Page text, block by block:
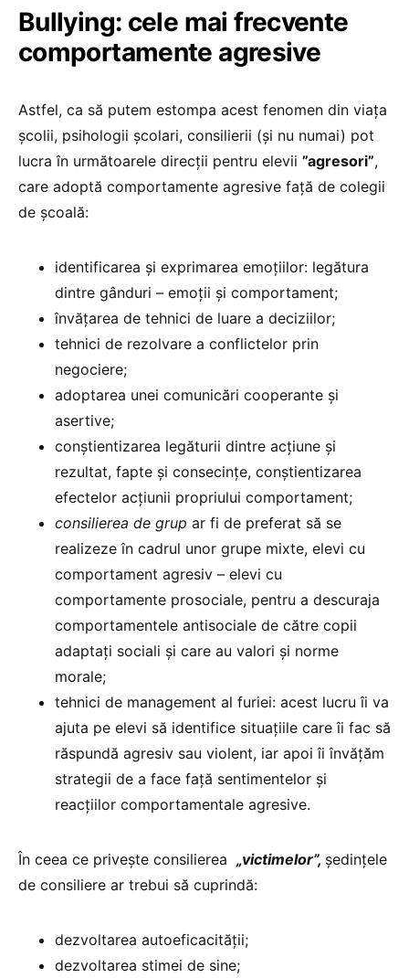
Bullying: cele mai frecvente
comportamente agresive
Astfel, ca să putem estompa acest fenomen din viața
școlii, psihologii școlari, consilierii (și nu numai) pot
lucra în următoarele direcții pentru elevii ”agresori”,
care adoptă comportamente agresive față de colegii
de școală:
identificarea şi exprimarea emoţiilor: legătura
dintre gânduri – emoţii şi comportament;
învăţarea de tehnici de luare a deciziilor;
tehnici de rezolvare a conflictelor prin
negociere;
adoptarea unei comunicări cooperante și
asertive;
conştientizarea legăturii dintre acţiune şi
rezultat, fapte şi consecinţe, conştientizarea
efectelor acţiunii propriului comportament;
consilierea de grup ar fi de preferat să se
realizeze în cadrul unor grupe mixte, elevi cu
comportament agresiv – elevi cu
comportamente prosociale, pentru a descuraja
comportamentele antisociale de către copii
adaptaţi sociali şi care au valori şi norme
morale;
tehnici de management al furiei: acest lucru îi va
ajuta pe elevi să identifice situaţiile care îi fac să
răspundă agresiv sau violent, iar apoi îi învăţăm
strategii de a face faţă sentimentelor şi
reacţiilor comportamentale agresive.
În ceea ce priveşte consilierea „victimelor”, şedinţele
de consiliere ar trebui să cuprindă:
dezvoltarea autoeficacităţii;
dezvoltarea stimei de sine;